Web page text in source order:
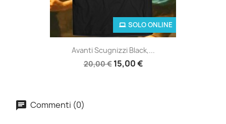
Avanti Scugnizzi Black,...
20,00 € 15,00 €
SOLO ONLINE
Commenti (0)